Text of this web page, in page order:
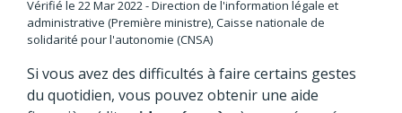
Vérifié le 22 Mar 2022 - Direction de l'information légale et
administrative (Première ministre), Caisse nationale de
solidarité pour l'autonomie (CNSA)
Si vous avez des difficultés à faire certains gestes
du quotidien, vous pouvez obtenir une aide